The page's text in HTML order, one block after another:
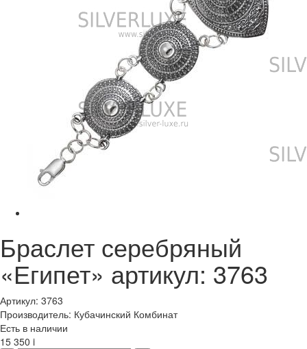
Браслет серебряный
«Египет» артикул: 3763
Артикул: 3763
Производитель: Кубачинский Комбинат
Есть в наличии
15 350 i